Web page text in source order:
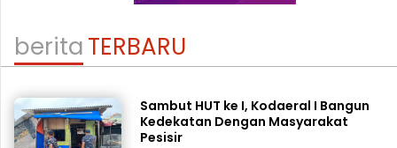
beritaTERBARU
Sambut HUT ke I, Kodaeral I Bangun
Kedekatan Dengan Masyarakat
Pesisir